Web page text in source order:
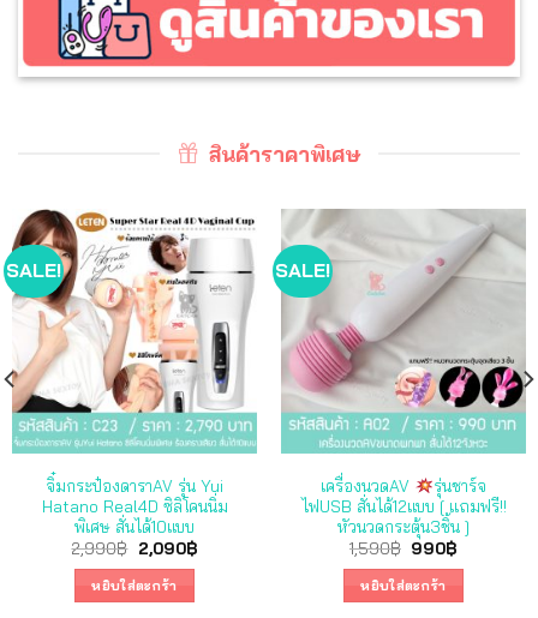
สินค้าราคาพิเศษ
SALE!
จิ๋มกระป๋องดาราAV รุ่น Yui
Hatano Real4D ซิลิโคนนิ่ม
พิเศษ สั่นได้10แบบ
2,990฿ Original
price
was:
2,990฿.
2,090฿Current
หยิบใส่ตะกร้า
SALE!
เครื่องนวดAV
รุ่นชาร์จ
ไฟUSB สั่นได้12แบบ [ แถมฟรี!!
หัวนวดกระตุ้น3ชิ้น ]
1,590฿ Original
was:
1,590฿.
990฿
หยิบใส่ตะกร้า